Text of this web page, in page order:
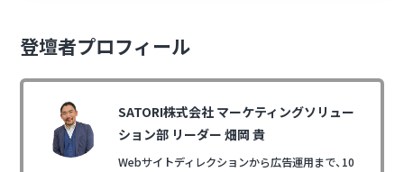
登壇者プロフィール
SATORI株式会社 マーケティングソリュー
ション部 リーダー 畑岡 貴
Webサイトディレクションから広告運用まで、10